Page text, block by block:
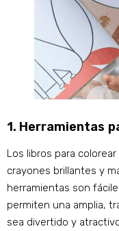
1. Herramientas
Los libros para
crayones brillantes y
herramientas son
permiten una amplia,
sea divertido y